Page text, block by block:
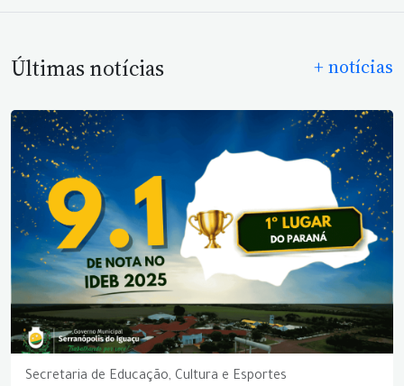
Últimas notícias + notícias
Secretaria de Educação, Cultura e Esportes